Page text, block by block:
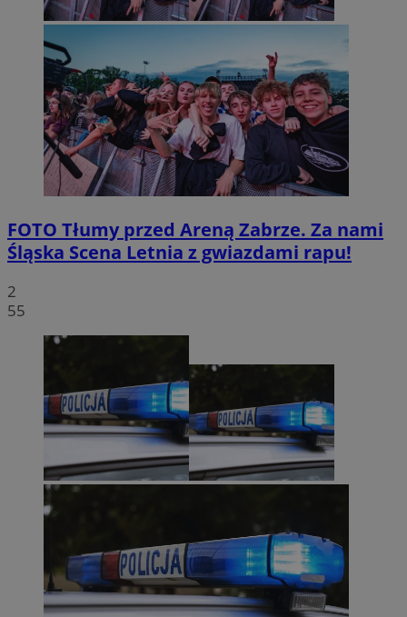
FOTO Tłumy przed Areną Zabrze. Za nami
Śląska Scena Letnia z gwiazdami rapu!
2
55